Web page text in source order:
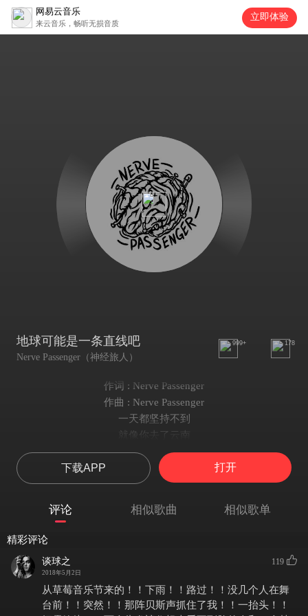
网易云音乐
来云音乐，畅听无损音质
立即体验
地球可能是一条直线吧
Nerve Passenger（神经旅人）
999+ 178
作词 : Nerve Passenger
作曲 : Nerve Passenger
一天都坚持不到
就像你去了云南
就像你去了云南
用啤酒和语音的呢喃
想穿过那些
山川和海岸
就像当你离城市的灯越来越近
也越来越远离星星
下载APP 打开
评论 相似歌曲 相似歌单
精彩评论
谈球之
2018年5月2日
119
从草莓音乐节来的！！下雨！！路过！！没几个人在舞
台前！！突然！！那阵贝斯声抓住了我！！一抬头！！